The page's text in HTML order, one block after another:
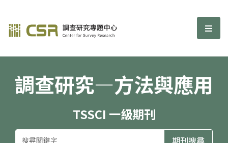
調查研究—方法與應用期刊 選
調查研究—方法與應用
TSSCI 一級期刊